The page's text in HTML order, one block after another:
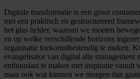
Digitale transformatie is een groot
met een praktisch en gestructureerd
het glas helder, waarom we moeten
en op welke verschillende horizons
organisatie toekomstbestendig te maken.
evangelisator van digital alle management
enthousiast te maken met inspiratie vanuit
maar ook wat kunnen we morgen dan